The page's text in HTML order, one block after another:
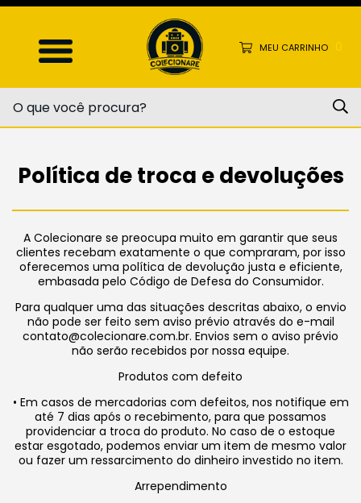
MEU CARRINHO
Política de troca e devoluções
A Colecionare se preocupa muito em garantir que seus
clientes recebam exatamente o que compraram, por isso
oferecemos uma política de devolução justa e eficiente,
embasada pelo Código de Defesa do Consumidor.
Para qualquer uma das situações descritas abaixo, o envio
não pode ser feito sem aviso prévio através do e-mail
contato@colecionare.com.br. Envios sem o aviso prévio
não serão recebidos por nossa equipe.
Produtos com defeito
• Em casos de mercadorias com defeitos, nos notifique em
até 7 dias após o recebimento, para que possamos
providenciar a troca do produto. No caso de o estoque
estar esgotado, podemos enviar um item de mesmo valor
ou fazer um ressarcimento do dinheiro investido no item.
Arrependimento